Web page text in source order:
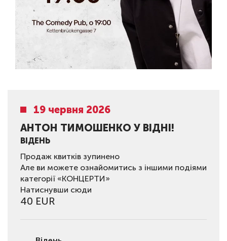
19 червня 2026
АНТОН ТИМОШЕНКО У ВІДНІ!
ВІДЕНЬ
Продаж квитків зупинено
Але ви можете ознайомитись з іншими подіями
категорії «КОНЦЕРТИ»
Натиснувши сюди
40 EUR